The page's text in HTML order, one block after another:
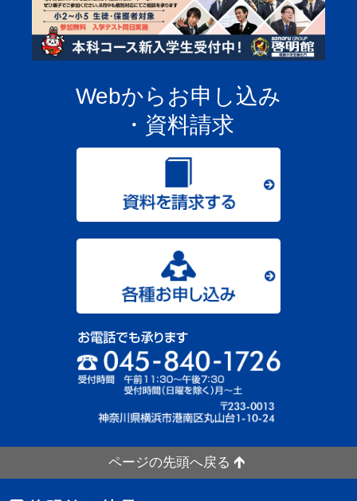
Webからお申し込み
・資料請求
ページの先頭へ戻る